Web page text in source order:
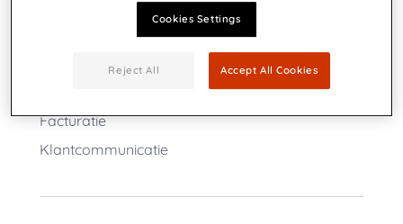
Selecteer een onderwerp
Accounts Payable
Automatisering van bedrijfsprocessen
Facturatie
Klantcommunicatie
Cookies Settings
Reject All Accept All Cookies